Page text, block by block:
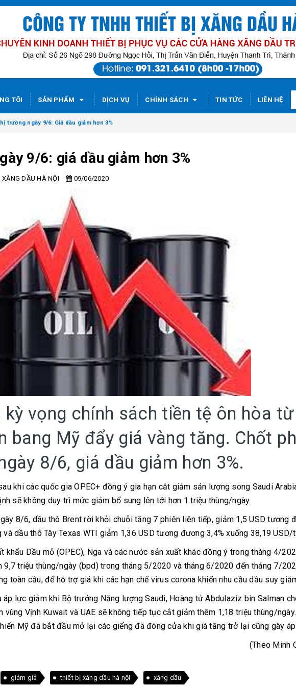
TÔI SẢN PHẨM DỊCH VỤ CHÍNH SÁCH TIN TỨC LIÊN HỆ
trường ngày 9/6: Giá dầu giảm hơn 3%
9/6: giá dầu giảm hơn 3%
DẦU HÀ NỘI 09/06/2020
vọng chính sách tiền tệ ôn hòa
bang Mỹ đẩy giá vàng tăng. Chốt
8/6, giá dầu giảm hơn 3%.
khi các quốc gia OPEC+ đồng ý gia hạn cắt giảm sản lượng song Saudi
sẽ không duy trì mức giảm bổ sung lên tới hơn 1 triệu thùng/ngày.
8/6, dầu thô Brent rời khỏi chuỗi tăng 7 phiên liên tiếp, giảm 1,5 USD tương
dầu thô Tây Texas WTI giảm 1,36 USD tương đương 3,4% xuống 38,19 USD/
khẩu Dầu mỏ (OPEC), Nga và các nước sản xuất khác đồng ý trong tháng 4/
9,7 triệu thùng/ngày (bpd) trong tháng 5/2020 và tháng 6/2020 đến tháng 7/
toàn cầu, để hỗ trợ giá khi các hạn chế virus corona khiến nhu cầu dầu suy
áp lực giảm khi Bộ trưởng Năng lượng Saudi, Hoàng tử Abdulaziz bin Salman
vùng Vịnh Kuwait và UAE sẽ không tiếp tục cắt giảm thêm 1,18 triệu thùng/
Mỹ đã bắt đầu mở lại các giếng đã đóng cửa khi giá tăng trở lại cũng gây
(Theo Minh
giảm giá thiết bị xăng dầu hà nội xăng dầu